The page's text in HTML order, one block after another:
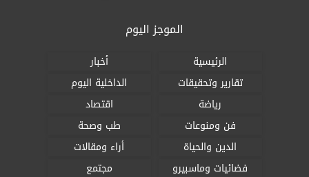
الموجز اليوم
الرئيسية
أخبار
تقارير وتحقيقات
الداخلية اليوم
رياضة
اقتصاد
فن ومنوعات
طب وصحة
الدين والحياة
أراء ومقالات
فضائيات وماسبيرو
مجتمع